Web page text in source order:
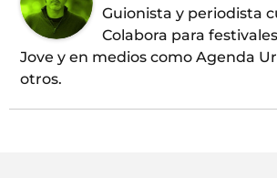
Guionista y periodista
Colabora para
Jove y en medios como Agenda
otros.